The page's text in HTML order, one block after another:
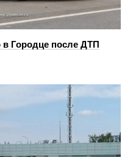
Городце после ДТП